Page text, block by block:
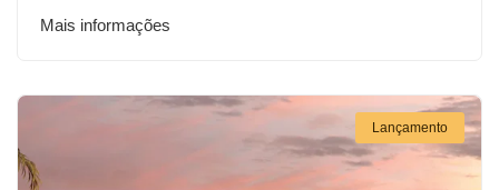
Mais informações
Lançamento